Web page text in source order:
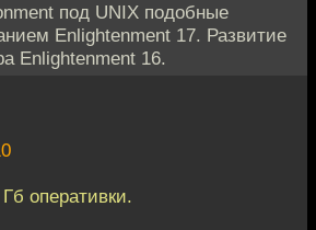
под UNIX подобные
Enlightenment 17. Развитие
Enlightenment 16.
оперативки.